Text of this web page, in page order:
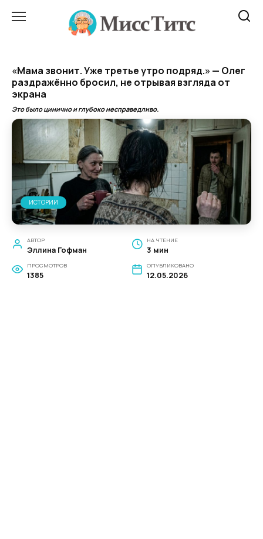
«Мама звонит. Уже третье утро подряд.» — Олег
раздражённо бросил, не отрывая взгляда от
экрана
Это было цинично и глубоко несправедливо.
ИСТОРИИ
АВТОР
Эллина Гофман
НА ЧТЕНИЕ
3 мин
ПРОСМОТРОВ
1385
ОПУБЛИКОВАНО
12.05.2026